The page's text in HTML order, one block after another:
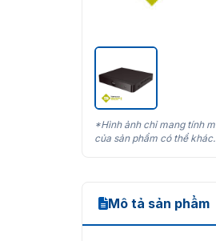
*Hình ảnh chỉ mang tính
của sản phẩm có thể khác.
Mô tả sản phẩm